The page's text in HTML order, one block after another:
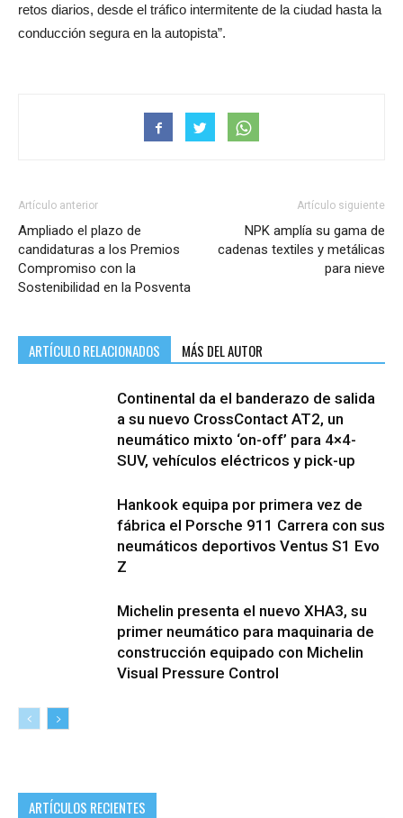
retos diarios, desde el tráfico intermitente de la ciudad hasta la
conducción segura en la autopista”.
Artículo anterior
Ampliado el plazo de
candidaturas a los Premios
Compromiso con la
Sostenibilidad en la Posventa
Artículo siguiente
NPK amplía su gama de
cadenas textiles y metálicas
para nieve
ARTÍCULO RELACIONADOS MÁS DEL AUTOR
Continental da el banderazo de salida
a su nuevo CrossContact AT2, un
neumático mixto ‘on-off’ para 4×4-
SUV, vehículos eléctricos y pick-up
Hankook equipa por primera vez de
fábrica el Porsche 911 Carrera con sus
neumáticos deportivos Ventus S1 Evo
Z
Michelin presenta el nuevo XHA3, su
primer neumático para maquinaria de
construcción equipado con Michelin
Visual Pressure Control
ARTÍCULOS RECIENTES